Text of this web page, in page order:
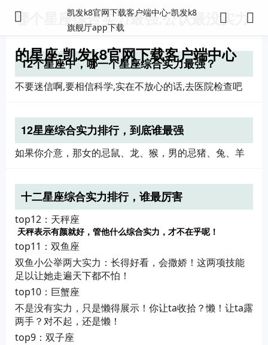
凯发k8官网下载客户端中心-凯发k8
旗舰厅app下载
哪个星座综合实力最强,公认最没实力
的星座-凯发k8官网下载客户端中心
12个星座中，哪一个星座综合实力最强？
不要迷信啊,要相信科学,实在不放心的话,去医院检查吧
12星座综合实力排行，到底谁最强
如果你介意，那女的忌鼠、龙、猴，男的忌猪、兔、羊
十二星座综合实力排行，谁最厉害
top12：天秤座
天秤表示有颜就好，管他什么综合实力，才不在乎呢！
top11：双鱼座
双鱼小公举两大实力：长得好看，会撒娇！这两项技能
足以让她走遍天下都不怕！
top10：巨蟹座
不是没有实力，只是懒得展示！你让ta收拾？懒！让ta露
两手？对不起，还是懒！
top9：双子座